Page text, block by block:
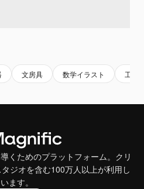
文房具 数学イラスト 工事
くためのプラットフォーム。クリ
ジオを含む100万人以上が利用し
ます。